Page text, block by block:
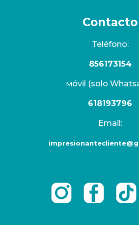
Contacto
Teléfono:
856173154
Móvil (solo
618193796
Email: